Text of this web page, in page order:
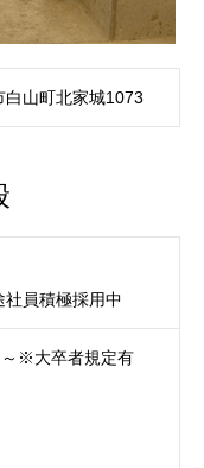
白山町北家城1073
社員積極採用中
※大卒者規定有